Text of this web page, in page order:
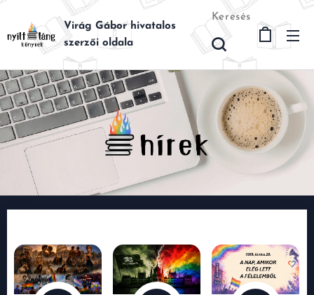
Virág Gábor hivatalos
szerzői oldala
Keresés